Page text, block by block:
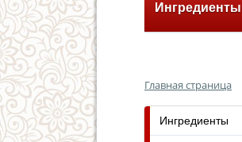
Ингредиенты
Главная страница
Ингредиенты